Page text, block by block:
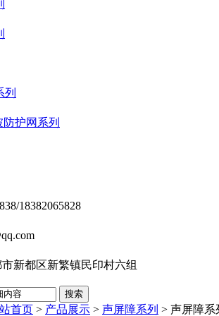
列
防护网系列
18382065828
新都区新繁镇民印村六组
首页 > 产品展示 > 声屏障系列 > 声屏障系